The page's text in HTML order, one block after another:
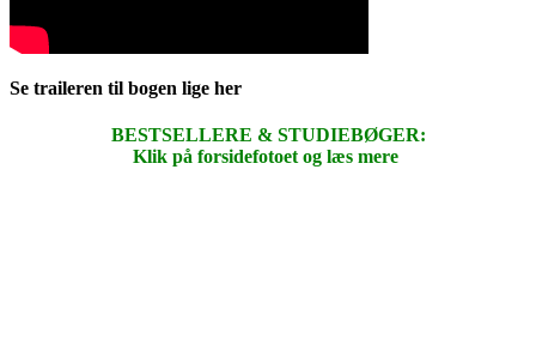
Se traileren til bogen lige her
BESTSELLERE & STUDIEBØGER:
Klik på forsidefotoet og læs mere